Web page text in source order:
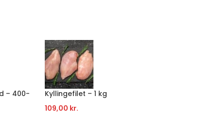
– 400-
Kyllingefilet – 1 kg
109,00 kr.